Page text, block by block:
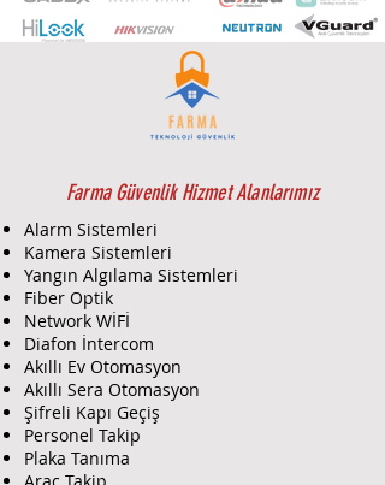
GB'a kadar SD kart yuvası, EXIR 2.0,
uzun IR mesafeli gelişmiş kızılötesi
Farma Güvenlik Hizmet Alanlarımız
Alarm Sistemleri
Kamera Sistemleri
Yangın Algılama Sistemleri
Fiber Optik
Network WİFİ
Diafon İntercom
Akıllı Ev Otomasyon
Akıllı Sera Otomasyon
Şifreli Kapı Geçiş
Personel Takip
Plaka Tanıma